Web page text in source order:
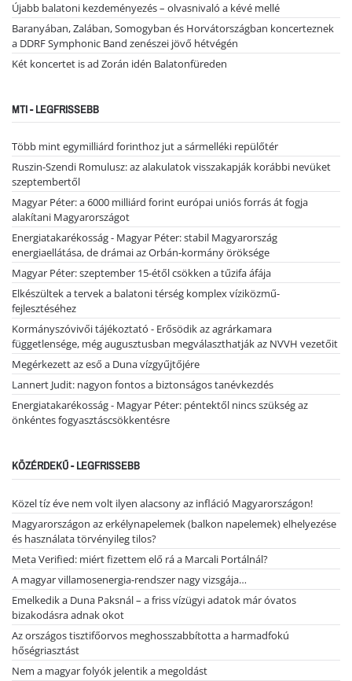
Újabb balatoni kezdeményezés – olvasnivaló a kévé mellé
Baranyában, Zalában, Somogyban és Horvátországban koncerteznek
a DDRF Symphonic Band zenészei jövő hétvégén
Két koncertet is ad Zorán idén Balatonfüreden
MTI - LEGFRISSEBB
Több mint egymilliárd forinthoz jut a sármelléki repülőtér
Ruszin-Szendi Romulusz: az alakulatok visszakapják korábbi nevüket
szeptembertől
Magyar Péter: a 6000 milliárd forint európai uniós forrás át fogja
alakítani Magyarországot
Energiatakarékosság - Magyar Péter: stabil Magyarország
energiaellátása, de drámai az Orbán-kormány öröksége
Magyar Péter: szeptember 15-étől csökken a tűzifa áfája
Elkészültek a tervek a balatoni térség komplex víziközmű-
fejlesztéséhez
Kormányszóvivői tájékoztató - Erősödik az agrárkamara
függetlensége, még augusztusban megválaszthatják az NVVH vezetőit
Megérkezett az eső a Duna vízgyűjtőjére
Lannert Judit: nagyon fontos a biztonságos tanévkezdés
Energiatakarékosság - Magyar Péter: péntektől nincs szükség az
önkéntes fogyasztáscsökkentésre
KÖZÉRDEKŰ - LEGFRISSEBB
Közel tíz éve nem volt ilyen alacsony az infláció Magyarországon!
Magyarországon az erkélynapelemek (balkon napelemek) elhelyezése
és használata törvényileg tilos?
Meta Verified: miért fizettem elő rá a Marcali Portálnál?
A magyar villamosenergia-rendszer nagy vizsgája…
Emelkedik a Duna Paksnál – a friss vízügyi adatok már óvatos
bizakodásra adnak okot
Az országos tisztifőorvos meghosszabbította a harmadfokú
hőségriasztást
Nem a magyar folyók jelentik a megoldást